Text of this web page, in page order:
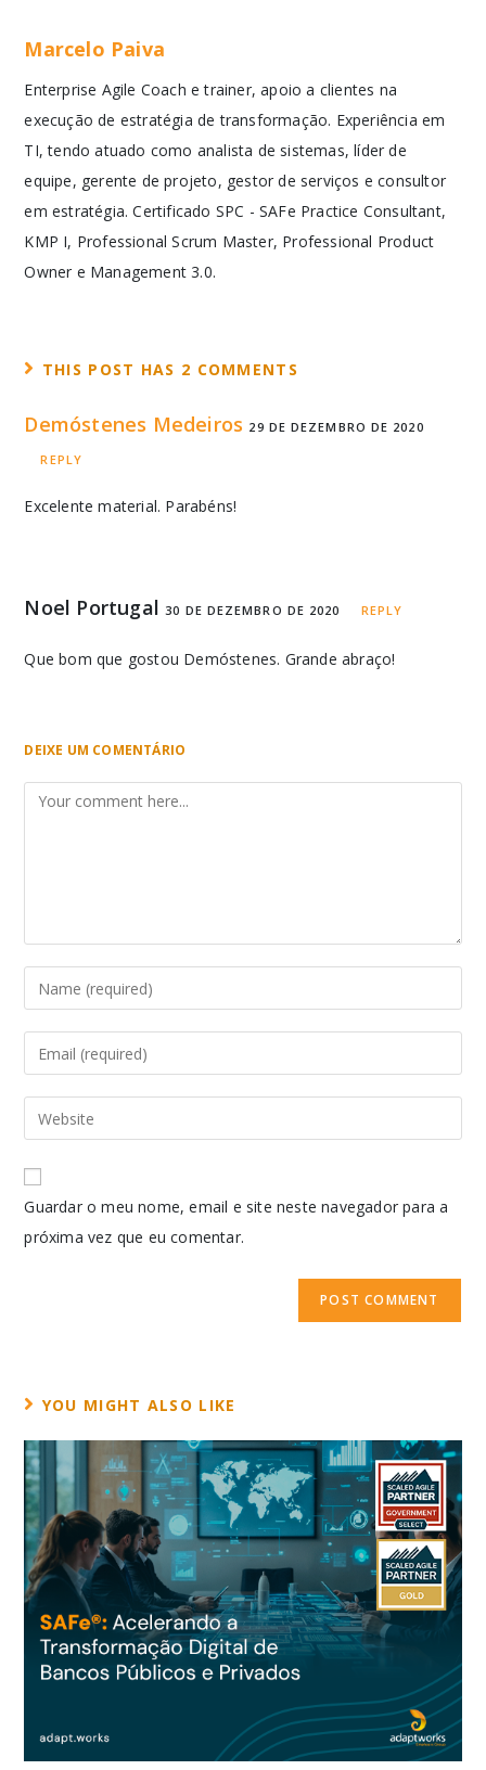
Marcelo Paiva
Enterprise Agile Coach e trainer, apoio a clientes na
execução de estratégia de transformação. Experiência em
TI, tendo atuado como analista de sistemas, líder de
equipe, gerente de projeto, gestor de serviços e consultor
em estratégia. Certificado SPC - SAFe Practice Consultant,
KMP I, Professional Scrum Master, Professional Product
Owner e Management 3.0.
THIS POST HAS 2 COMMENTS
Demóstenes Medeiros 29 DE DEZEMBRO DE 2020
REPLY
Excelente material. Parabéns!
Noel Portugal30 DE DEZEMBRO DE 2020 REPLY
Que bom que gostou Demóstenes. Grande abraço!
DEIXE UM COMENTÁRIO
Guardar o meu nome, email e site neste navegador para a
próxima vez que eu comentar.
YOU MIGHT ALSO LIKE